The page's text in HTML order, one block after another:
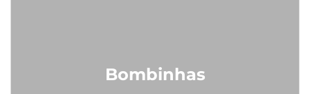
Bombinhas